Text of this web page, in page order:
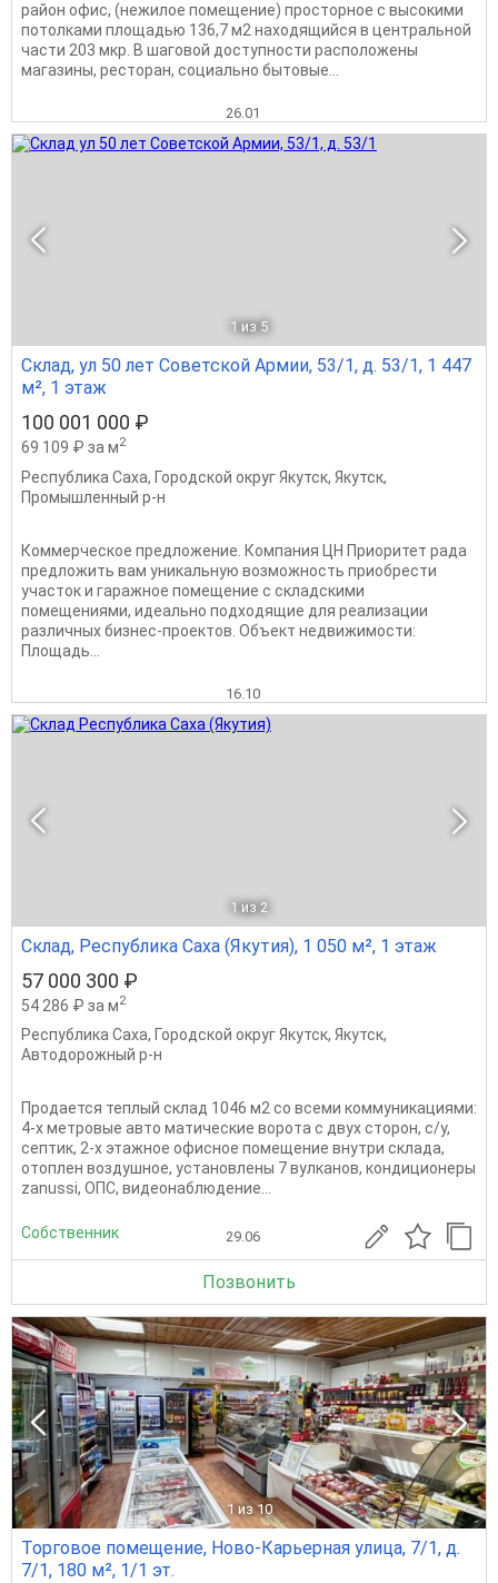
район офис, (нежилое помещение) просторное с высокими
потолками площадью 136,7 м2 находящийся в центральной
части 203 мкр. В шаговой доступности расположены
магазины, ресторан, социально бытовые...
26.01
1 из 5
Склад, ул 50 лет Советской Армии, 53/1, д. 53/1, 1 447
м², 1 этаж
100 001 000 ₽
69 109 ₽ за м2
Республика Саха, Городской округ Якутск, Якутск,
Промышленный р-н
Коммерческое предложение. Компания ЦН Приоритет рада
предложить вам уникальную возможность приобрести
участок и гаражное помещение с складскими
помещениями, идеально подходящие для реализации
различных бизнес-проектов. Объект недвижимости:
Площадь...
16.10
1 из 2
Склад, Республика Саха (Якутия), 1 050 м², 1 этаж
57 000 300 ₽
54 286 ₽ за м2
Республика Саха, Городской округ Якутск, Якутск,
Автодорожный р-н
Продается теплый склад 1046 м2 со всеми коммуникациями:
4-х метровые авто матические ворота с двух сторон, с/у,
септик, 2-х этажное офисное помещение внутри склада,
отоплен воздушное, установлены 7 вулканов, кондиционеры
zanussi, ОПС, видеонаблюдение...
Собственник 29.06
Позвонить
1 из 10
Торговое помещение, Ново-Карьерная улица, 7/1, д.
7/1, 180 м², 1/1 эт.